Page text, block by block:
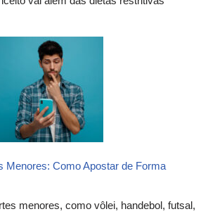
Menores: Como Apostar de Forma
menores, como vôlei, handebol, futsal,